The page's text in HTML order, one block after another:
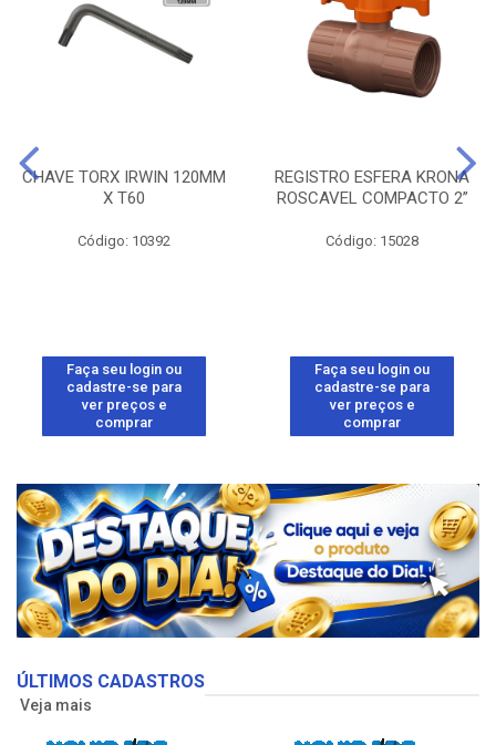
CHAVE TORX IRWIN 120MM
X T60
Código: 10392
Faça seu login ou
cadastre-se para
ver preços e
comprar
REGISTRO ESFERA KRONA
ROSCAVEL COMPACTO 2”
Código: 15028
Faça seu login ou
cadastre-se para
ver preços e
comprar
ÚLTIMOS CADASTROS
Veja mais